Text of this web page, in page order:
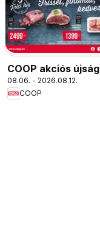
COOP akciós újság
08.06. - 2026.08.12.
COOP